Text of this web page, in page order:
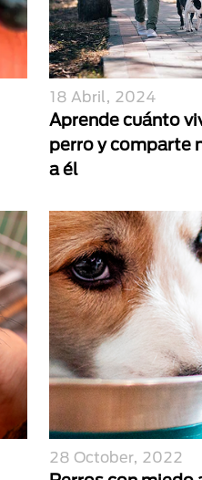
18 Abril, 2024
Aprende cuánto
perro y comparte
a él
28 October, 2022